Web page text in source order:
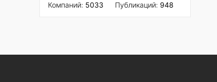
Компаний: 5033
Публикаций: 948